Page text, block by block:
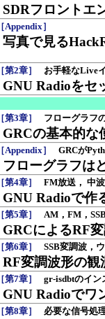
SDRフロントエ
［Appendix］
写真で見る
［第2章］
お手軽なLive
GNU Radioをセ
［第3章］
フローグラフ
GRCの基本的な
［Appendix］ GRCが
フローグラフは
［第4章］ FM放送， 中
GNU Radioで作
［第5章］ AM，FM，
GRCによるRF
［第6章］ SSB変調波，
RF変調波形の観
［第7章］ gr-isdbtのイン
GNU Radioでワ
［第8章］ 必要な信号処